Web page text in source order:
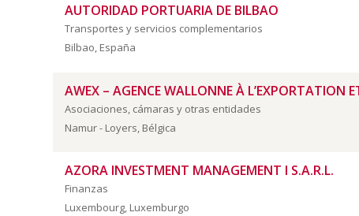
AUTORIDAD PORTUARIA DE BILBAO
Transportes y servicios complementarios
Bilbao, España
AWEX – AGENCE WALLONNE À L’EXPORTATION
Asociaciones, cámaras y otras entidades
Namur - Loyers, Bélgica
AZORA INVESTMENT MANAGEMENT I S.A.R.L.
Finanzas
Luxembourg, Luxemburgo